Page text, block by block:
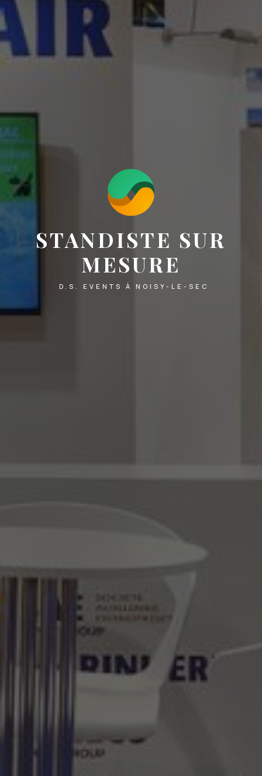
STANDISTE SUR
MESURE
D.S. EVENTS À NOISY-LE-SEC